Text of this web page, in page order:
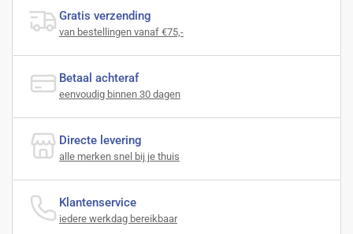
Gratis verzending
van bestellingen vanaf €75,-
Betaal achteraf
eenvoudig binnen 30 dagen
Directe levering
alle merken snel bij je thuis
Klantenservice
iedere werkdag bereikbaar